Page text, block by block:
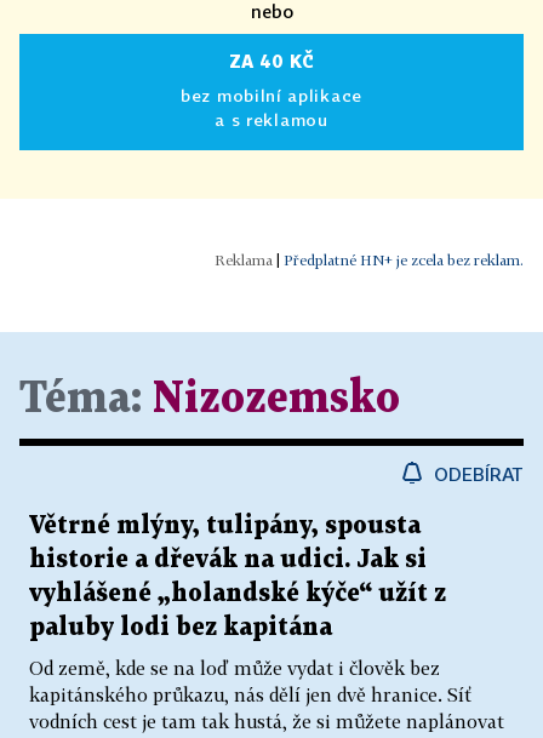
nebo
ZA 40 KČ
bez mobilní aplikace
a s reklamou
Předplatné HN+ je zcela bez reklam.
Téma: Nizozemsko
ODEBÍRAT
Větrné mlýny, tulipány, spousta
historie a dřevák na udici. Jak si
vyhlášené „holandské kýče“ užít z
paluby lodi bez kapitána
Od země, kde se na loď může vydat i člověk bez
kapitánského průkazu, nás dělí jen dvě hranice. Síť
vodních cest je tam tak hustá, že si můžete naplánovat